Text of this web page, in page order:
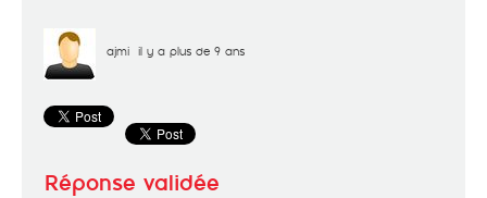
ajmi il y a plus de 9 ans